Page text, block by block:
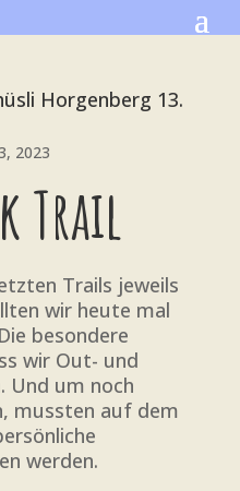
Horgenberg 13.
2023
Trail
Trails jeweils
wir heute mal
besondere
wir Out- und
Und um noch
mussten auf dem
werden.